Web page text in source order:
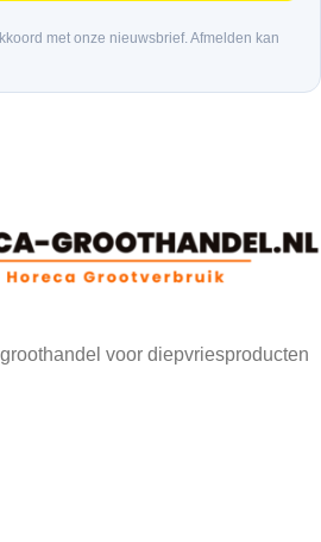
met onze nieuwsbrief. Afmelden kan
voor diepvriesproducten